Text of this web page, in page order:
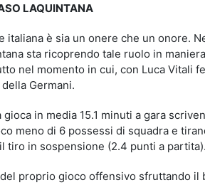
LAQUINTANA
italiana è sia un onere che un onore.
sta ricoprendo tale ruolo in
nel momento in cui, con Luca Vitali
Germani.
in media 15.1 minuti a gara
meno di 6 possessi di squadra e
tiro in sospensione (2.4 punti a partita).
proprio gioco offensivo sfruttando il